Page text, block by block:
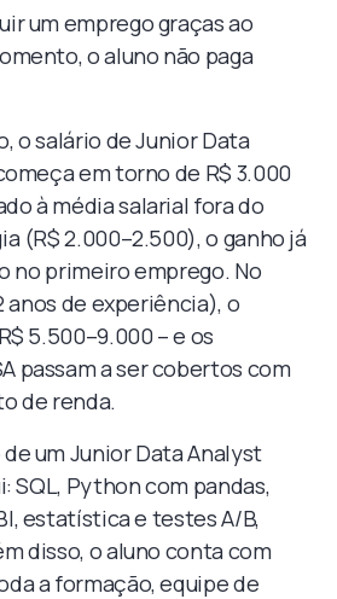
um emprego graças ao
o aluno não paga
o salário de Junior Data
em torno de R$ 3.000
à média salarial fora do
(R$ 2.000–2.500), o ganho já
no primeiro emprego. No
anos de experiência), o
5.500–9.000 – e os
passam a ser cobertos com
de renda.
um Junior Data Analyst
SQL, Python com pandas,
estatística e testes A/B,
disso, o aluno conta com
a formação, equipe de